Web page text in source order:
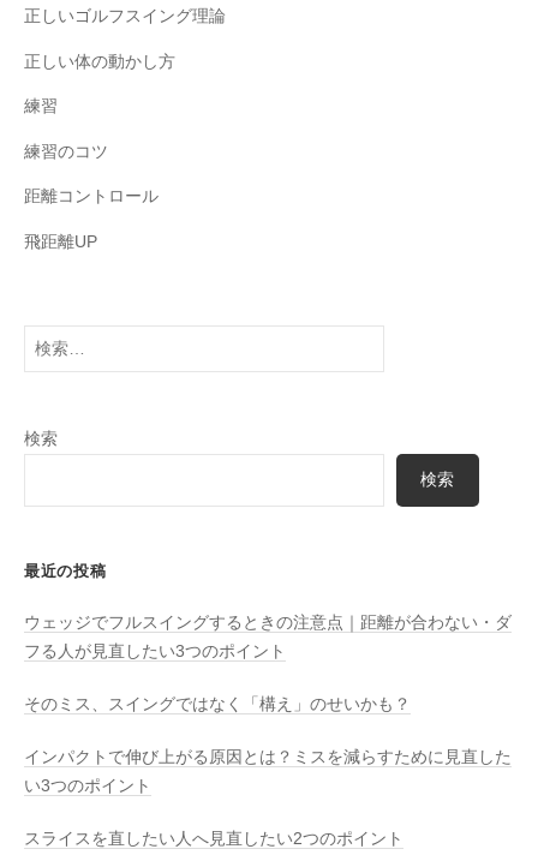
正しいゴルフスイング理論
正しい体の動かし方
練習
練習のコツ
距離コントロール
飛距離UP
検
検索
検索
最近の投稿
ウェッジでフルスイングするときの注意点｜距離が合わない・ダ
フる人が見直したい3つのポイント
そのミス、スイングではなく「構え」のせいかも？
インパクトで伸び上がる原因とは？ミスを減らすために見直した
い3つのポイント
スライスを直したい人へ見直したい2つのポイント